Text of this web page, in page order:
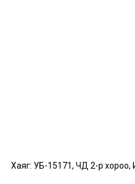
Хаяг: УБ-15171, ЧД 2-р хороо,